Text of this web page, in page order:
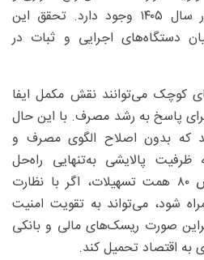
بی‌نیازی از واردات بنزین در سال ۱۴۰۵ وجود دارد. تحقق این
دستگاه‌های اجرایی و ثبات در
کوچک می‌توانند نقش مکمل ایفا
پاسخ به رشد مصرف. با این حال
که بدون اصلاح الگوی مصرف و
پالایشی به‌تنهایی راه‌حل
پایدار نخواهد بود. تخصیص ۸۰ همت تسهیلات، اگر با نظارت
شود، می‌تواند به تقویت امنیت
صورت ریسک‌های مالی و بانکی
به اقتصاد تحمیل کند.